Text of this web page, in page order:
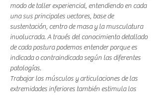
modo de taller experiencial, entendiendo en cada
una sus principales vectores, base de
sustentación, centro de masa y la musculatura
involucrada. A través del conocimiento detallado
de cada postura podemos entender porque es
indicada o contraindicada según las diferentes
Trabajar los músculos y articulaciones de las
extremidades inferiores también estimula los